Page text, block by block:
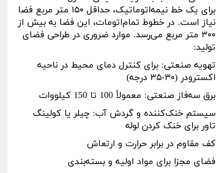
برای یک خط نیمه‌اتوماتیک، حداقل ۱۵۰ متر مربع فضا
نیاز است. در خطوط تمام‌اتومات، این فضا به بیش از
۳۰۰ متر مربع می‌رسد. موارد ضروری در طراحی فضای
تولید:
تهویه صنعتی: برای کنترل دمای محیط در ناحیه
اکسترودر (۳۰-۳۵
درجه)
برق سه‌فاز صنعتی: معمولاً 100 تا 150 کیلووات
سیستم خنک‌کننده و گردش آب: چیلر یا کولینگ
تاور برای خنک کردن لوله
کف مقاوم در برابر حرارت و ارتعاش
فضای مجزا برای مواد اولیه و بسته‌بندی